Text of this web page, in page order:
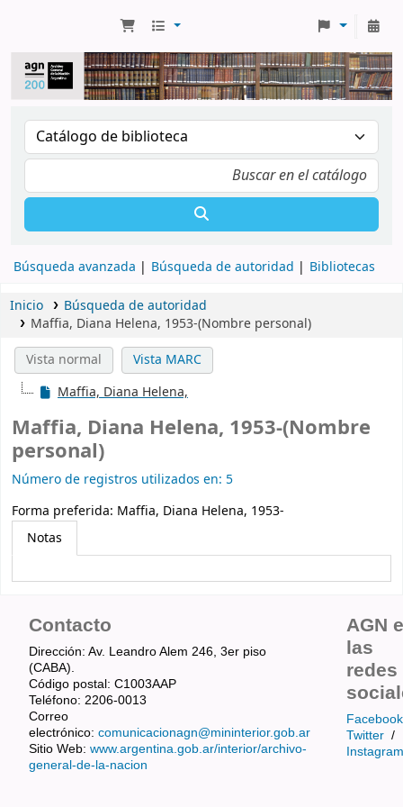
Búsqueda avanzada Búsqueda de autoridad Bibliotecas
Inicio
Búsqueda de autoridad
Maffia, Diana Helena, 1953-(Nombre personal)
Vista normal
Vista MARC
Maffia, Diana Helena,
Maffia, Diana Helena, 1953-(Nombre
personal)
Número de registros utilizados en: 5
Forma preferida: Maffia, Diana Helena, 1953-
Notas
Contacto
Dirección: Av. Leandro Alem 246, 3er piso
(CABA).
Código postal: C1003AAP
Teléfono: 2206-0013
Correo
electrónico: comunicacionagn@mininterior.gob.ar
Sitio Web: www.argentina.gob.ar/interior/archivo-
general-de-la-nacion
AGN
las
redes
Facebook
Twitter /
Instagram